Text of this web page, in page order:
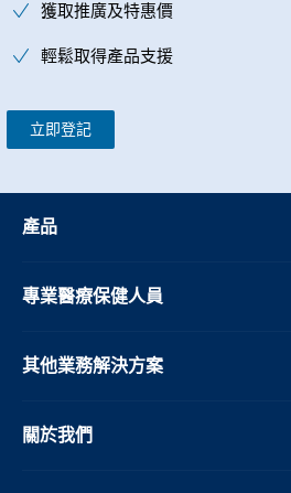
獲取推廣及特惠價
輕鬆取得產品支援
立即登記
產品
專業醫療保健人員
其他業務解決方案​
關於我們